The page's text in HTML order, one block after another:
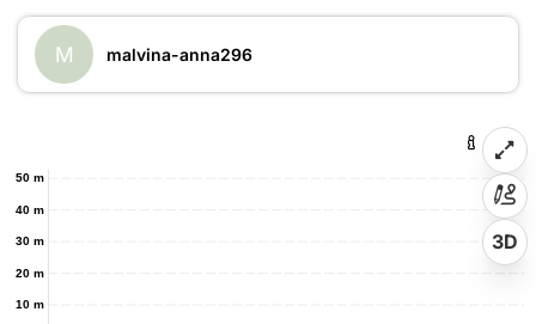
M malvina-anna296
10 m
20 m
30 m
40 m
50 m
3D